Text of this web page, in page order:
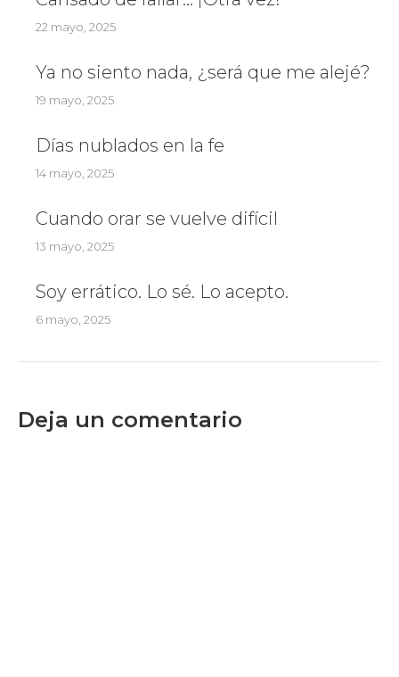
22 mayo, 2025
Ya no siento nada, ¿será que me alejé?
19 mayo, 2025
Días nublados en la fe
14 mayo, 2025
Cuando orar se vuelve difícil
13 mayo, 2025
Soy errático. Lo sé. Lo acepto.
6 mayo, 2025
Deja un comentario